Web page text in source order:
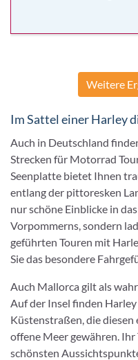
Weitere
Im Sattel einer Harley
Auch in Deutschland
Strecken für Motorrad
Seenplatte bietet Ihnen
entlang der pittoresken
nur schöne Einblicke in
Vorpommerns, sondern
geführten Touren mit
Sie das besondere
Auch Mallorca gilt als
Auf der Insel finden
Küstenstraßen, die diesen
offene Meer gewähren. Ihr
schönsten